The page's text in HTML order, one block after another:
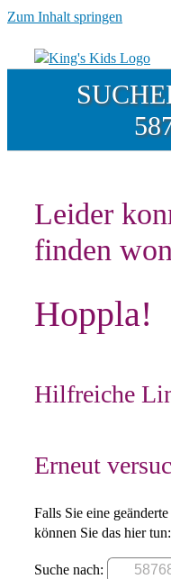
Zum Inhalt springen
Leider
finden
Hoppla!
Hilfreiche
Erneut
Falls Sie eine
können Sie das hier tun:
Suche nach: